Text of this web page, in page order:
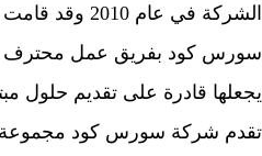
الشركة في
سورس كود بفريق عمل محترف
يجعلها قادرة على تقديم حلول
تقدم شركة سورس كود مجموعة